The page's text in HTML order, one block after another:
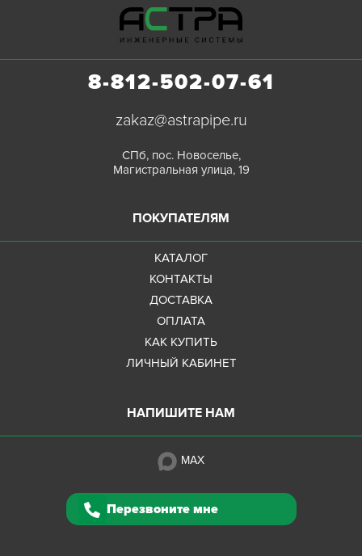
8-812-502-07-61
zakaz@astrapipe.ru
СПб, пос. Новоселье,
Магистральная улица, 19
ПОКУПАТЕЛЯМ
КАТАЛОГ
КОНТАКТЫ
ДОСТАВКА
ОПЛАТА
КАК КУПИТЬ
ЛИЧНЫЙ КАБИНЕТ
НАПИШИТЕ НАМ
MAX
Перезвоните мне